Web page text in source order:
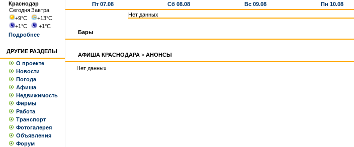
Краснодар
СегодняЗавтра
+9°С +13°С
+1°С +1°С
Подробнее
ДРУГИЕ РАЗДЕЛЫ
О проекте
Новости
Погода
Афиша
Недвижимость
Фирмы
Работа
Транспорт
Фотогалерея
Объявления
Форум
Пт 07.08 Сб 08.08 Вс 09.08 Пн 10.08
Нет данных
Бары
АФИША КРАСНОДАРА > АНОНСЫ
Нет данных